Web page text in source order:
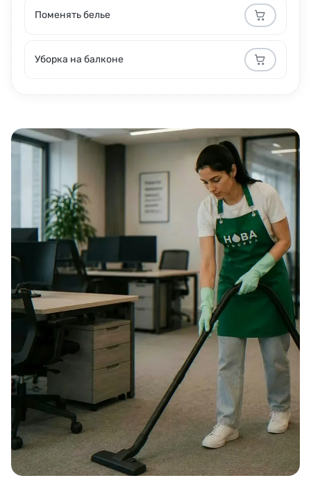
Поменять белье
Уборка на балконе